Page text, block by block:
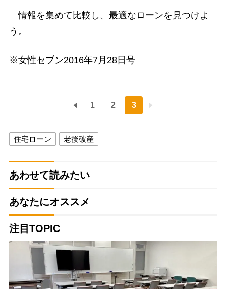
情報を集めて比較し、最適なローンを見つけよ
う。
※女性セブン2016年7月28日号
1 2 3
住宅ローン 老後破産
あわせて読みたい
あなたにオススメ
注目TOPIC